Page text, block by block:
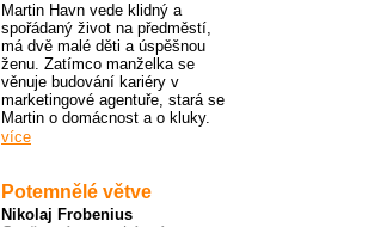
Martin Havn vede klidný a
spořádaný život na předměstí,
má dvě malé děti a úspěšnou
ženu. Zatímco manželka se
věnuje budování kariéry v
marketingové agentuře, stará se
Martin o domácnost a o kluky.
více
Potemnělé větve
Nikolaj Frobenius